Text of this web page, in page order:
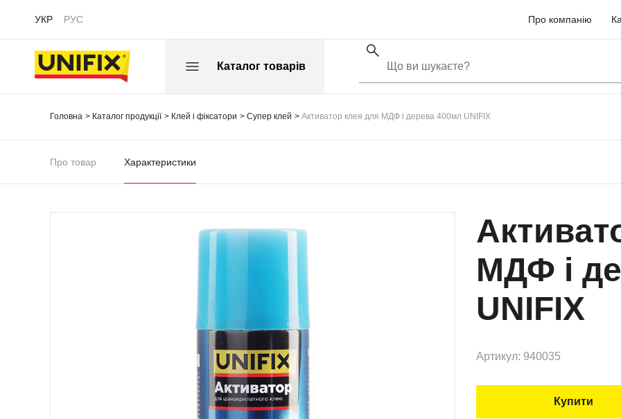
УКР РУС Про компанію
Каталог товарів
Головна Каталог продукції Клей і фіксатори Супер клей Активатор клея для МДФ і дерева 400мл UNIFIX
Про товар Характеристики
МДФ і
UNIFIX
Артикул: 940035
Купити